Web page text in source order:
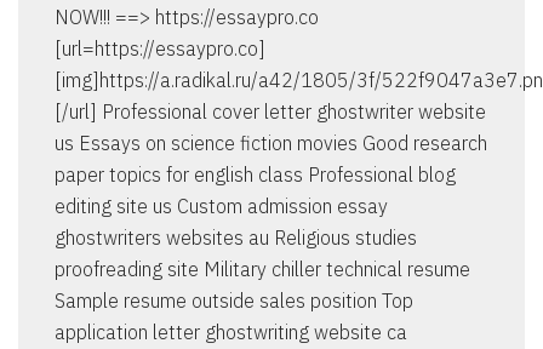
NOW!!! ==> https://essaypro.co
[url=https://essaypro.co]
[img]https://a.radikal.ru/a42/1805/3f/
[/url] Professional cover letter ghostwriter website
us Essays on science fiction movies Good research
paper topics for english class Professional blog
editing site us Custom admission essay
ghostwriters websites au Religious studies
proofreading site Military chiller technical resume
Sample resume outside sales position Top
application letter ghostwriting website ca